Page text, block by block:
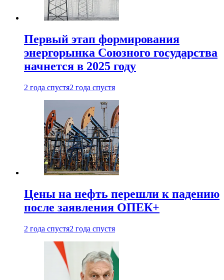
Первый этап формирования
энергорынка Союзного государства
начнется в 2025 году
2 года спустя2 года спустя
Цены на нефть перешли к падению
после заявления ОПЕК+
2 года спустя2 года спустя